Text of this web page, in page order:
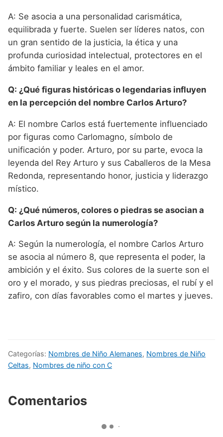
A: Se asocia a una personalidad carismática,
equilibrada y fuerte. Suelen ser líderes natos, con
un gran sentido de la justicia, la ética y una
profunda curiosidad intelectual, protectores en el
ámbito familiar y leales en el amor.
Q: ¿Qué figuras históricas o legendarias influyen
en la percepción del nombre Carlos Arturo?
A: El nombre Carlos está fuertemente influenciado
por figuras como Carlomagno, símbolo de
unificación y poder. Arturo, por su parte, evoca la
leyenda del Rey Arturo y sus Caballeros de la Mesa
Redonda, representando honor, justicia y liderazgo
místico.
Q: ¿Qué números, colores o piedras se asocian a
Carlos Arturo según la numerología?
A: Según la numerología, el nombre Carlos Arturo
se asocia al número 8, que representa el poder, la
ambición y el éxito. Sus colores de la suerte son el
oro y el morado, y sus piedras preciosas, el rubí y el
zafiro, con días favorables como el martes y jueves.
Categorías: Nombres de Niño Alemanes, Nombres de Niño
Celtas, Nombres de niño con C
Comentarios